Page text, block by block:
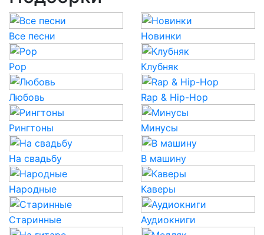
Все песни Новинки
Pop Клубняк
Любовь Rap & Hip-Hop
Рингтоны Минусы
На свадьбу В машину
Народные Каверы
Старинные Аудиокниги